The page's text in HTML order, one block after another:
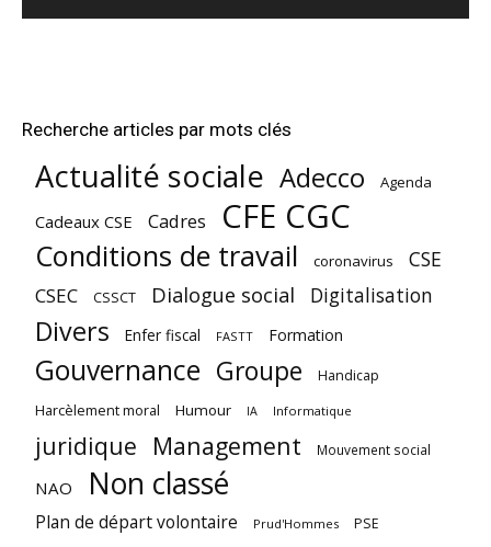
Recherche articles par mots clés
Actualité sociale Adecco Agenda
Cadeaux CSE Cadres CFE CGC
Conditions de travail coronavirus CSE
CSEC CSSCT Dialogue social Digitalisation
Divers Enfer fiscal FASTT Formation
Gouvernance Groupe Handicap
Harcèlement moral Humour IA Informatique
juridique Management Mouvement social
NAO Non classé
Plan de départ volontaire Prud'Hommes PSE